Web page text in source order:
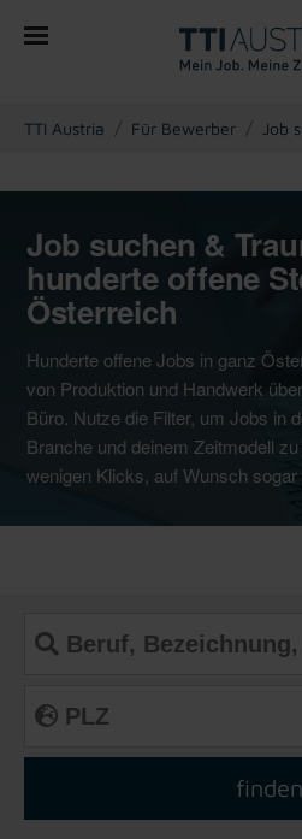
You are here:
TTI Austria Für Bewerber Job
Job suchen &
hunderte offene
Österreich
Hunderte offene Jobs in ganz
von Produktion und Handwerk
Büro. Nutze die Filter, um Jobs in
Branche und deinem Zeitmodell
wenigen Klicks, auf Wunsch